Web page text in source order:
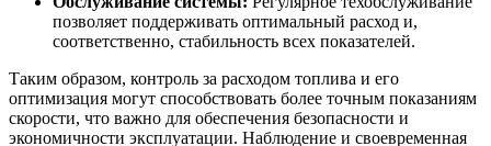
позволяет поддерживать оптимальный расход и,
соответственно, стабильность всех показателей.
Таким образом, контроль за расходом топлива и его
оптимизация могут способствовать более точным показаниям
скорости, что важно для обеспечения безопасности и
экономичности эксплуатации. Наблюдение и своевременная